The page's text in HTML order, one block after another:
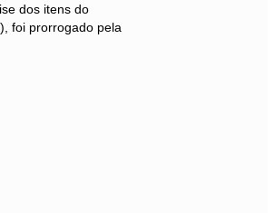
dos itens do
foi prorrogado pela